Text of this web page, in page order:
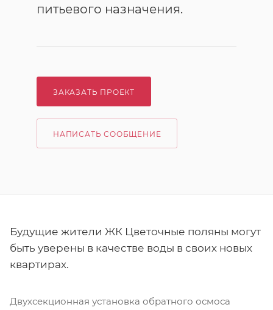
питьевого назначения.
ЗАКАЗАТЬ ПРОЕКТ
НАПИСАТЬ СООБЩЕНИЕ
Будущие жители ЖК Цветочные поляны могут
быть уверены в качестве воды в своих новых
квартирах.
Двухсекционная установка обратного осмоса